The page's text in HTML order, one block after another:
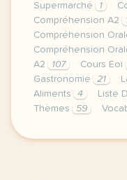
Supermarché
1
Compréhension A2
Compréhension
Compréhension
A2
107 Cours Eoi
Gastronomie
21
Aliments
4 Liste
Thèmes
59
cette derniere